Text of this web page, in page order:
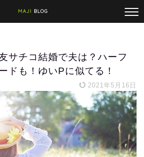
MAJI BLOG
サチコ結婚で夫は？ハーフ
ドも！ゆいPに似てる！
2021年5月16日